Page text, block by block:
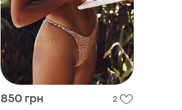
850 грн 2